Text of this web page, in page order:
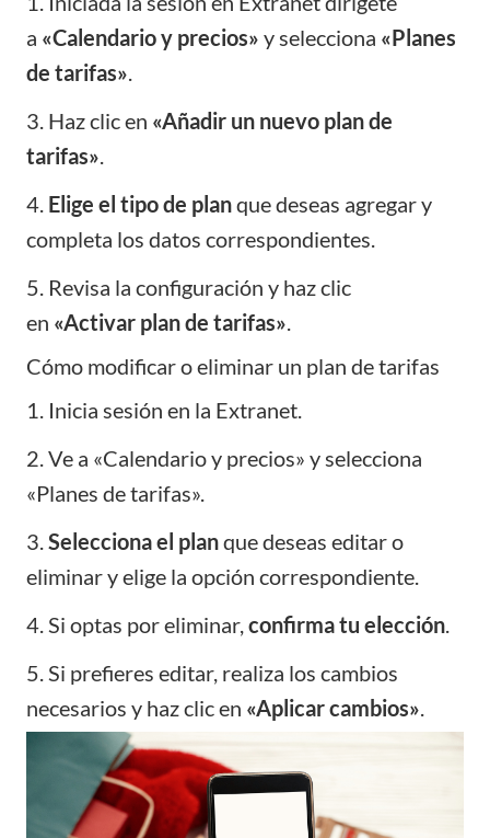
a «Calendario y precios» y selecciona «Planes
de tarifas».
3. Haz clic en «Añadir un nuevo plan de
tarifas».
4. Elige el tipo de planque deseas agregar y
completa los datos correspondientes.
5. Revisa la configuración y haz clic
en «Activar plan de tarifas».
Cómo modificar o eliminar un plan de tarifas
1. Inicia sesión en la Extranet.
2. Ve a «Calendario y precios» y selecciona
«Planes de tarifas».
3.Selecciona el planque deseas editar o
eliminar y elige la opción correspondiente.
4. Si optas por eliminar,confirma tu elección.
5. Si prefieres editar, realiza los cambios
necesarios y haz clic en «Aplicar cambios».